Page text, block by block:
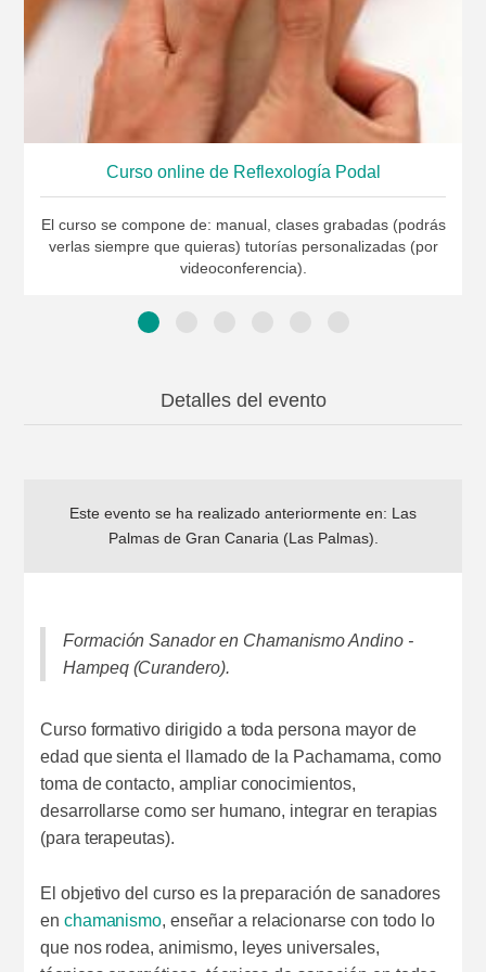
Curso online de Reflexología Podal
El curso se compone de: manual, clases grabadas (podrás
verlas siempre que quieras) tutorías personalizadas (por
videoconferencia).
Detalles del evento
Este evento se ha realizado anteriormente en: Las
Palmas de Gran Canaria (Las Palmas)
Formación Sanador en Chamanismo Andino -
Hampeq (Curandero).
Curso formativo dirigido a toda persona mayor de
edad que sienta el llamado de la Pachamama, como
toma de contacto, ampliar conocimientos,
desarrollarse como ser humano, integrar en terapias
(para terapeutas).
El objetivo del curso es la preparación de sanadores
en chamanismo, enseñar a relacionarse con todo lo
que nos rodea, animismo, leyes universales,